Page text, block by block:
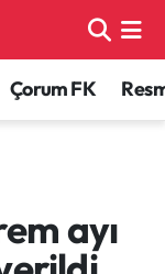
Çorum FK
ayı